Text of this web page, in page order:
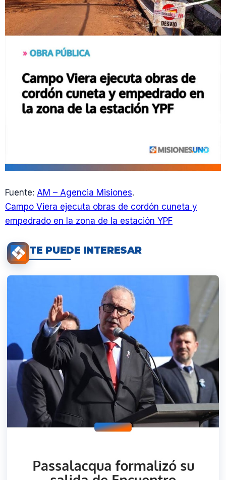
Fuente: AM – Agencia Misiones.
Campo Viera ejecuta obras de cordón cuneta y
empedrado en la zona de la estación YPF
TE PUEDE INTERESAR